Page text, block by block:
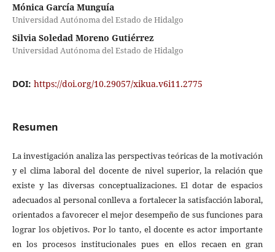
Mónica García Munguía
Universidad Autónoma del Estado de Hidalgo
Silvia Soledad Moreno Gutiérrez
Universidad Autónoma del Estado de Hidalgo
DOI: https://doi.org/10.29057/xikua.v6i11.2775
Resumen
La investigación analiza las perspectivas teóricas de la motivación
y el clima laboral del docente de nivel superior, la relación que
existe y las diversas conceptualizaciones. El dotar de espacios
adecuados al personal conlleva a fortalecer la satisfacción laboral,
orientados a favorecer el mejor desempeño de sus funciones para
lograr los objetivos. Por lo tanto, el docente es actor importante
en los procesos institucionales pues en ellos recaen en gran